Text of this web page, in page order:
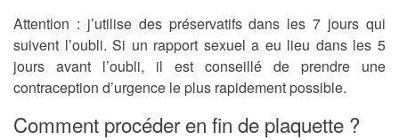
Attention : j’utilise des préservatifs dans les 7 jours qui
suivent l’oubli. Si un rapport sexuel a eu lieu dans les 5
jours avant l’oubli, il est conseillé de prendre une
contraception d’urgence le plus rapidement possible.
Comment procéder en fin de plaquette ?